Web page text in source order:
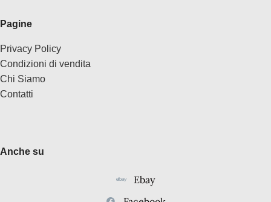
Pagine
Privacy Policy
Condizioni di vendita
Chi Siamo
Contatti
Anche su
Ebay